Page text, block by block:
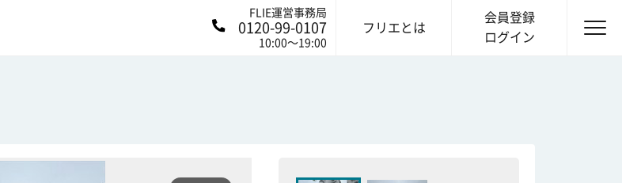
FLIE運営事務局
0120-99-0107
10:00〜19:00
フリエとは
会員登録
ログイン